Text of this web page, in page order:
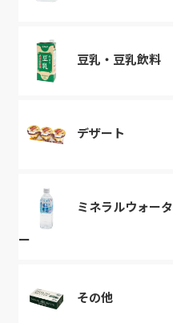
豆乳・豆乳飲料
デザート
ミネラルウォータ
ー
その他